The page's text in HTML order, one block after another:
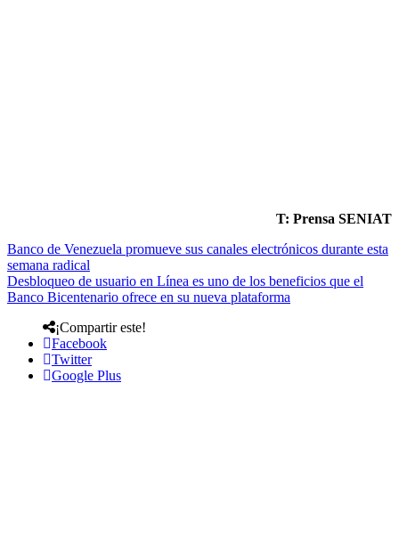
T: Prensa SENIAT
Banco de Venezuela promueve sus canales electrónicos durante esta
semana radical
Desbloqueo de usuario en Línea es uno de los beneficios que el
Banco Bicentenario ofrece en su nueva plataforma
¡Compartir este!
Facebook
Twitter
Google Plus